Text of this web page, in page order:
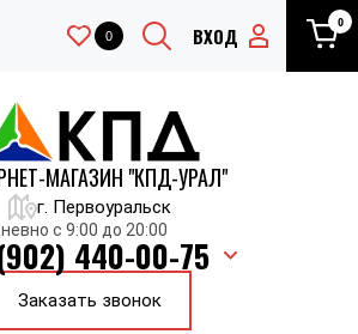
0 ВХОД
0
МАГАЗИН "КПД-УРАЛ"
г. Первоуральск
с 9:00 до 20:00
440-00-75
Заказать звонок